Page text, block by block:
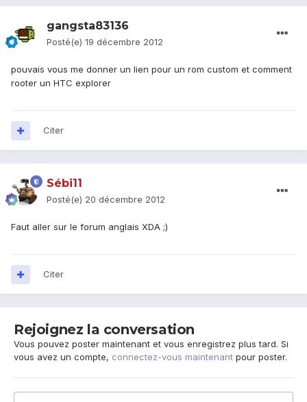
gangsta83136
Posté(e) 19 décembre 2012
pouvais vous me donner un lien pour un rom custom et comment
rooter un HTC explorer
Citer
Sébi11
Posté(e) 20 décembre 2012
Faut aller sur le forum anglais XDA ;)
Citer
Rejoignez la conversation
Vous pouvez poster maintenant et vous enregistrez plus tard. Si
vous avez un compte, connectez-vous maintenant pour poster.